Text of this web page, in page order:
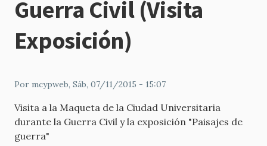
navegación
Guerra Civil (Visita
Exposición)
Por mcypweb, Sáb, 07/11/2015 - 15:07
Visita a la Maqueta de la Ciudad Universitaria
durante la Guerra Civil y la exposición "Paisajes de
guerra"